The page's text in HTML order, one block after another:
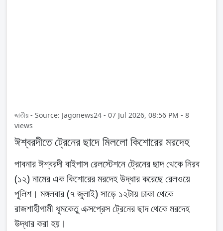
জাতীয় - Source: Jagonews24 - 07 Jul 2026, 08:56 PM - 8
views
ঈশ্বরদীতে ট্রেনের ছাদে মিললো কিশোরের মরদেহ
পাবনার ঈশ্বরদী বাইপাস রেলস্টেশনে ট্রেনের ছাদ থেকে নিরব
(১২) নামের এক কিশোরের মরদেহ উদ্ধার করেছে রেলওয়ে
পুলিশ। মঙ্গলবার (৭ জুলাই) সাড়ে ১২টায় ঢাকা থেকে
রাজশাহীগামী ধূমকেতু এক্সপ্রেস ট্রেনের ছাদ থেকে মরদেহ
উদ্ধার করা হয়।